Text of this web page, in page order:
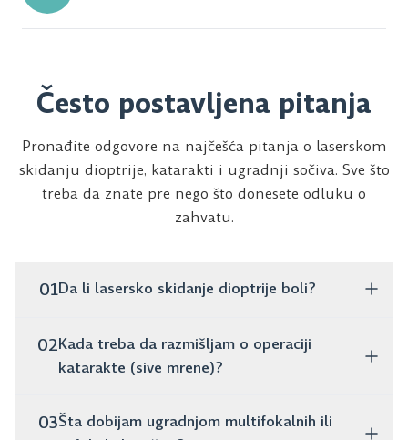
Često postavljena pitanja
Pronađite odgovore na najčešća pitanja o laserskom
skidanju dioptrije, katarakti i ugradnji sočiva. Sve što
treba da znate pre nego što donesete odluku o
zahvatu.
01Da li lasersko skidanje dioptrije boli?
Ne, zahvat je potpuno bezbolan. Traje svega nekoliko
minuta, a već sutradan možeš normalno da
02Kada treba da razmišljam o operaciji
katarakte (sive mrene)?
Ako primećuješ da ti je vid zamućen, boje blede i noću
03Šta dobijam ugradnjom multifokalnih ili